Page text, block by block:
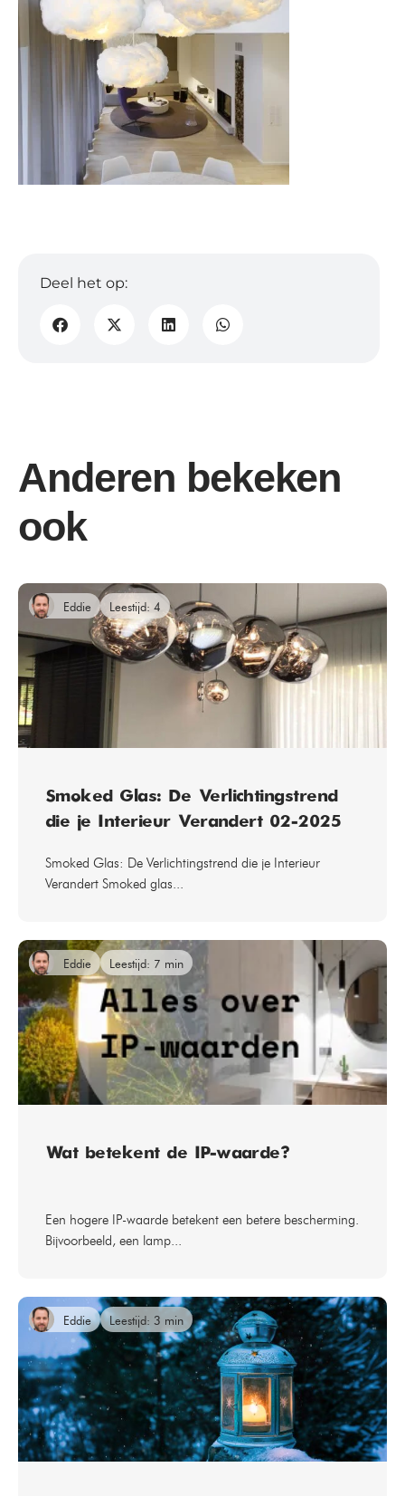
Anderen bekeken
ook
Eddie Leestijd: 4
Smoked Glas: De Verlichtingstrend
die je Interieur Verandert 02-2025
Smoked Glas: De Verlichtingstrend die je Interieur
Verandert Smoked glas...
Eddie Leestijd: 7 min
Wat betekent de IP-waarde?
Een hogere IP-waarde betekent een betere bescherming.
Bijvoorbeeld, een lamp...
Eddie Leestijd: 3 min